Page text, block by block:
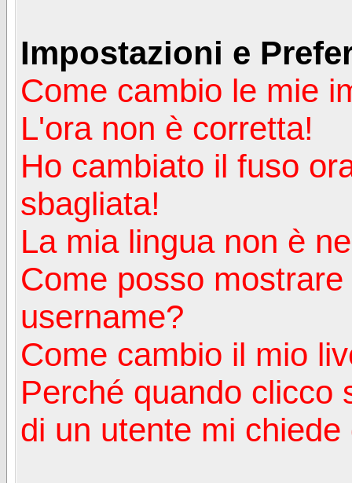
Impostazioni e
Come cambio le mie
L'ora non è corretta!
Ho cambiato il fuso
sbagliata!
La mia lingua non è
Come posso
username?
Come cambio il mio
Perché quando clicco
di un utente mi